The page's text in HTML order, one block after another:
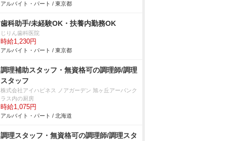
アルバイト・パート / 東京都
歯科助手/未経験OK・扶養内勤務OK
じりん歯科医院
時給1,230円
アルバイト・パート / 東京都
調理補助スタッフ・無資格可の調理師/調理
スタッフ
株式会社アイハピネス ノアガーデン 旭ヶ丘アーバンク
ラス内の厨房
時給1,075円
アルバイト・パート / 北海道
調理スタッフ・無資格可の調理師/調理スタ